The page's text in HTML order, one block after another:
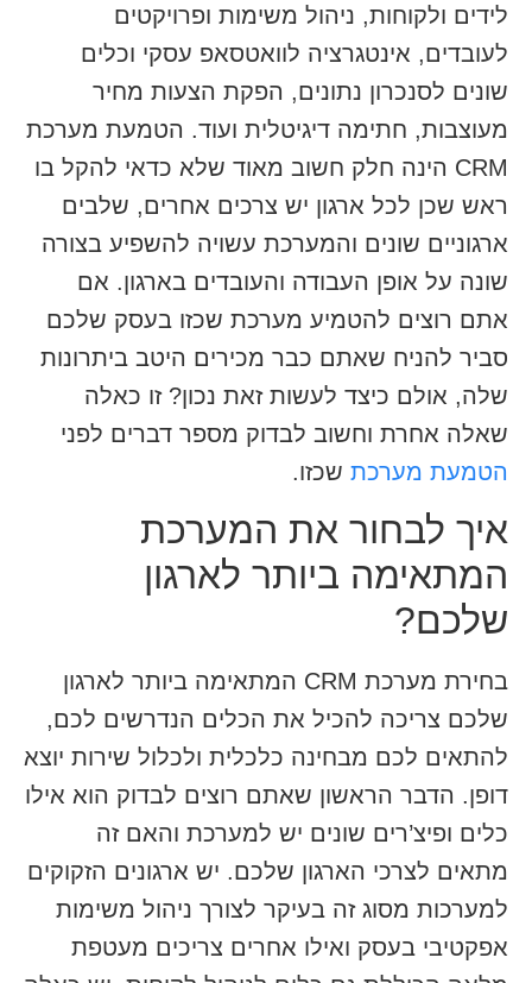
לידים ולקוחות, ניהול משימות ופרויקטים
לעובדים, אינטגרציה לוואטסאפ עסקי וכלים
שונים לסנכרון נתונים, הפקת הצעות מחיר
מעוצבות, חתימה דיגיטלית ועוד. הטמעת מערכת
CRM הינה חלק חשוב מאוד שלא כדאי להקל בו
ראש שכן לכל ארגון יש צרכים אחרים, שלבים
ארגוניים שונים והמערכת עשויה להשפיע בצורה
שונה על אופן העבודה והעובדים בארגון. אם
אתם רוצים להטמיע מערכת שכזו בעסק שלכם
סביר להניח שאתם כבר מכירים היטב ביתרונות
שלה, אולם כיצד לעשות זאת נכון? זו כאלה
שאלה אחרת וחשוב לבדוק מספר דברים לפני
הטמעת מערכתשכזו.
איך לבחור את המערכת
המתאימה ביותר לארגון
שלכם?
בחירת מערכת CRM המתאימה ביותר לארגון
שלכם צריכה להכיל את הכלים הנדרשים לכם,
להתאים לכם מבחינה כלכלית ולכלול שירות יוצא
דופן. הדבר הראשון שאתם רוצים לבדוק הוא אילו
כלים ופיצ’רים שונים יש למערכת והאם זה
מתאים לצרכי הארגון שלכם. יש ארגונים הזקוקים
למערכות מסוג זה בעיקר לצורך ניהול משימות
אפקטיבי בעסק ואילו אחרים צריכים מעטפת